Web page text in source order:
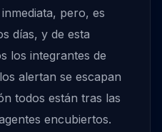
pero, es
días, y de esta
los integrantes de
alertan se escapan
todos están tras las
encubiertos.